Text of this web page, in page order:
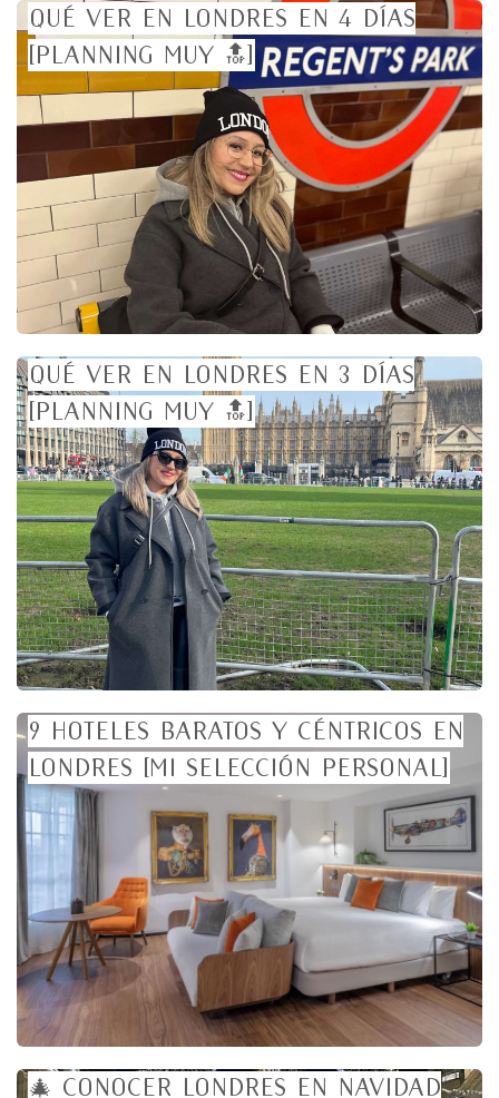
Qué ver en Londres en 4 días
[planning muy 🔝]
Qué ver en Londres en 3 días
[planning muy 🔝]
9 Hoteles baratos y céntricos en
Londres [mi selección personal]
🎄 Conocer Londres en Navidad